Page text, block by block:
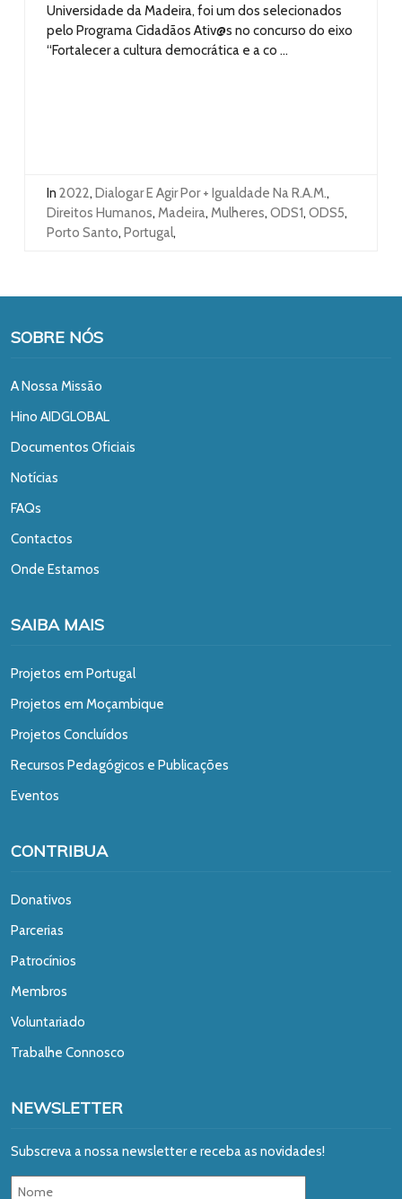
Universidade da Madeira, foi um dos selecionados
pelo Programa Cidadãos Ativ@s no concurso do eixo
“Fortalecer a cultura democrática e a co ...
In 2022, Dialogar E Agir Por + Igualdade Na R.A.M.,
Direitos Humanos, Madeira, Mulheres, ODS1, ODS5,
Porto Santo, Portugal,
SOBRE NÓS
A Nossa Missão
Hino AIDGLOBAL
Documentos Oficiais
Notícias
FAQs
Contactos
Onde Estamos
SAIBA MAIS
Projetos em Portugal
Projetos em Moçambique
Projetos Concluídos
Recursos Pedagógicos e Publicações
Eventos
CONTRIBUA
Donativos
Parcerias
Patrocínios
Membros
Voluntariado
Trabalhe Connosco
NEWSLETTER
Subscreva a nossa newsletter e receba as novidades!